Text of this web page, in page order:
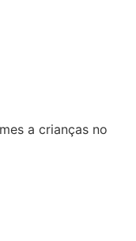
a crianças no